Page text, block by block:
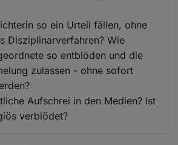
so ein Urteil fällen, ohne
Disziplinarverfahren? Wie
so entblöden und die
zulassen - ohne sofort
Aufschrei in den Medien? Ist
verblödet?